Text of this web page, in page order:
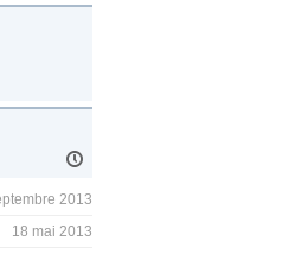
2013
18 mai 2013